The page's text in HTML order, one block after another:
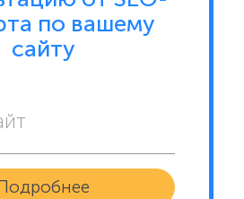
по вашему
сайту